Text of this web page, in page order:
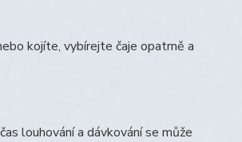
kojíte, vybírejte čaje opatrně a
louhování a dávkování se může